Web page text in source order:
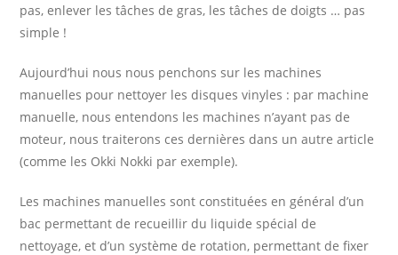
pas, enlever les tâches de gras, les tâches de doigts … pas
simple !
Aujourd’hui nous nous penchons sur les machines
manuelles pour nettoyer les disques vinyles : par machine
manuelle, nous entendons les machines n’ayant pas de
moteur, nous traiterons ces dernières dans un autre article
(comme les Okki Nokki par exemple).
Les machines manuelles sont constituées en général d’un
bac permettant de recueillir du liquide spécial de
nettoyage, et d’un système de rotation, permettant de fixer